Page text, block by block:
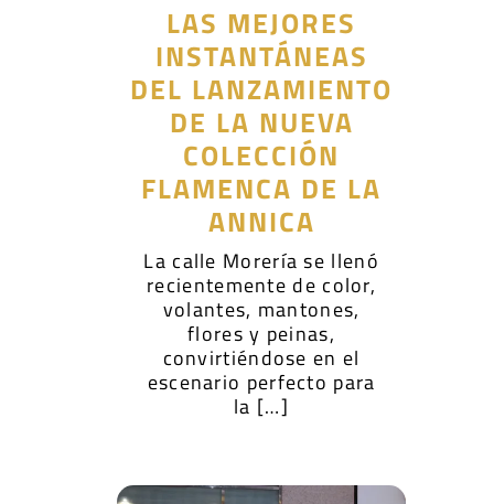
LAS MEJORES
INSTANTÁNEAS
DEL LANZAMIENTO
DE LA NUEVA
COLECCIÓN
FLAMENCA DE LA
ANNICA
La calle Morería se llenó
recientemente de color,
volantes, mantones,
flores y peinas,
convirtiéndose en el
escenario perfecto para
la […]